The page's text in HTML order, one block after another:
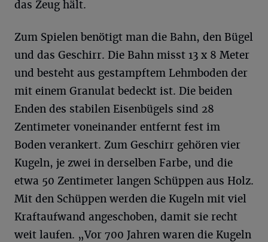
das Zeug hält.
Zum Spielen benötigt man die Bahn, den Bügel
und das Geschirr. Die Bahn misst 13 x 8 Meter
und besteht aus gestampftem Lehmboden der
mit einem Granulat bedeckt ist. Die beiden
Enden des stabilen Eisenbügels sind 28
Zentimeter voneinander entfernt fest im
Boden verankert. Zum Geschirr gehören vier
Kugeln, je zwei in derselben Farbe, und die
etwa 50 Zentimeter langen Schüppen aus Holz.
Mit den Schüppen werden die Kugeln mit viel
Kraftaufwand angeschoben, damit sie recht
weit laufen. „Vor 700 Jahren waren die Kugeln